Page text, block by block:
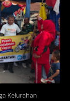
Kelurahan